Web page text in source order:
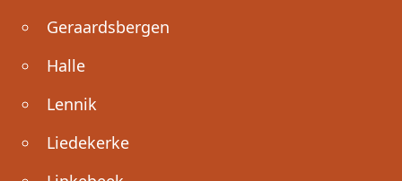
Geraardsbergen
Halle
Lennik
Liedekerke